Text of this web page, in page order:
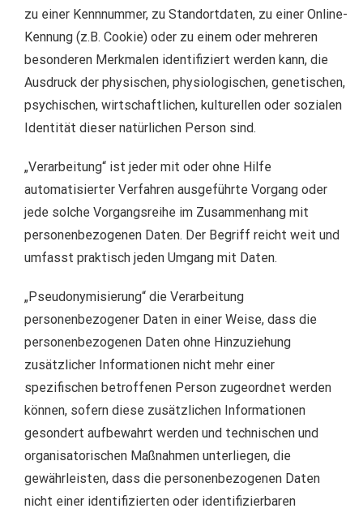
zu einer Kennnummer, zu Standortdaten, zu einer Online-
Kennung (z.B. Cookie) oder zu einem oder mehreren
besonderen Merkmalen identifiziert werden kann, die
Ausdruck der physischen, physiologischen, genetischen,
psychischen, wirtschaftlichen, kulturellen oder sozialen
Identität dieser natürlichen Person sind.
„Verarbeitung“ ist jeder mit oder ohne Hilfe
automatisierter Verfahren ausgeführte Vorgang oder
jede solche Vorgangsreihe im Zusammenhang mit
personenbezogenen Daten. Der Begriff reicht weit und
umfasst praktisch jeden Umgang mit Daten.
„Pseudonymisierung“ die Verarbeitung
personenbezogener Daten in einer Weise, dass die
personenbezogenen Daten ohne Hinzuziehung
zusätzlicher Informationen nicht mehr einer
spezifischen betroffenen Person zugeordnet werden
können, sofern diese zusätzlichen Informationen
gesondert aufbewahrt werden und technischen und
organisatorischen Maßnahmen unterliegen, die
gewährleisten, dass die personenbezogenen Daten
nicht einer identifizierten oder identifizierbaren